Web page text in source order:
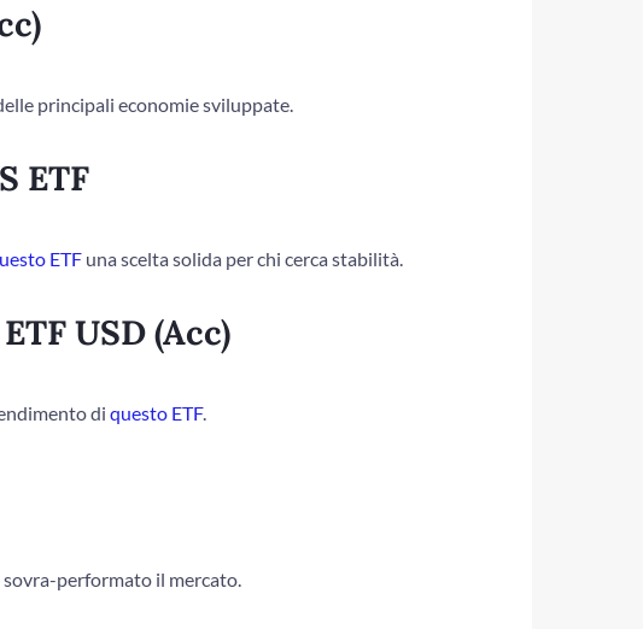
principali economie sviluppate.
ETF
ETFuna scelta solida per chi cerca stabilità.
USD (Acc)
di questo ETF.
performato il mercato.